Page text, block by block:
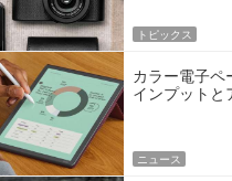
トピックス
カラー電子ペ
インプットと
ニュース